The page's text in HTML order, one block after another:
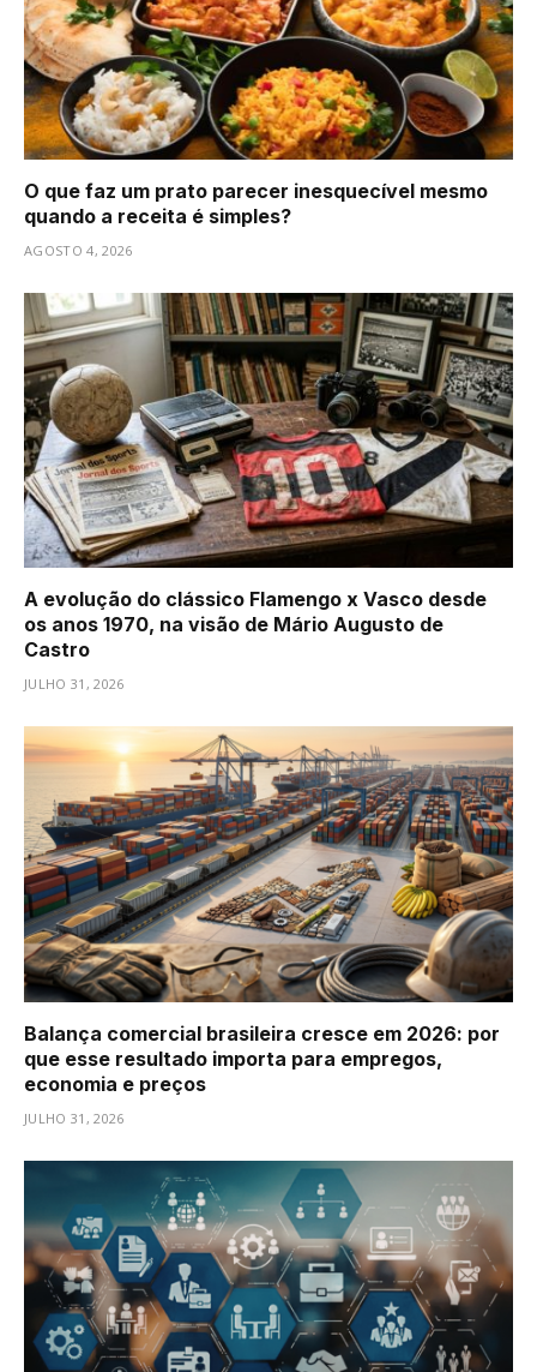
O que faz um prato parecer inesquecível mesmo
quando a receita é simples?
AGOSTO 4, 2026
A evolução do clássico Flamengo x Vasco desde
os anos 1970, na visão de Mário Augusto de
Castro
JULHO 31, 2026
Balança comercial brasileira cresce em 2026: por
que esse resultado importa para empregos,
economia e preços
JULHO 31, 2026